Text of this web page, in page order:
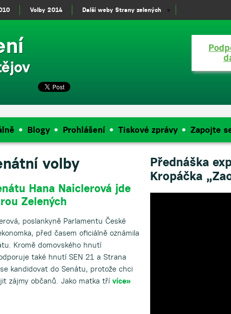
Blogy Prohlášení Tiskové zprávy Zapojte
volby
Hana Naiclerová jde
Zelených
poslankyně Parlamentu České
před časem oficiálně oznámila
Kromě domovského hnutí
také hnutí SEN 21 a Strana
kandidovat do Senátu, protože chci
zájmy občanů. Jako matka tří více»
Přednáška
Kropáčka
Volby 2014 Další weby Strany zelených ▼